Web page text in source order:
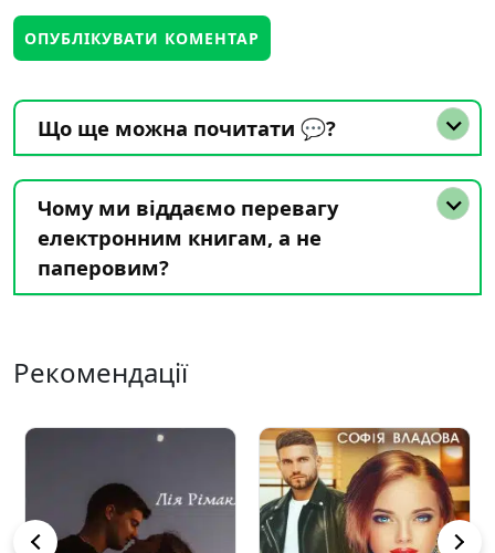
Що ще можна почитати 💬?
Чому ми віддаємо перевагу
електронним книгам, а не
паперовим?
Рекомендації